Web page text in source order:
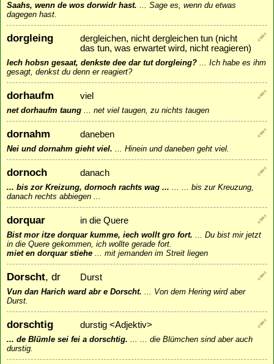
Saahs, wenn de wos dorwidr hast.
Sage es, wenn du etwas
dagegen hast.
dorgleing
dergleichen, nicht dergleichen tun (nicht
das tun, was erwartet wird, nicht reagieren)
Iech hobsn gesaat, denkste dee dar tut dorgleing?
Ich habe es ihm
gesagt, denkst du denn er reagiert?
dorhaufm viel
net dorhaufm taung net viel taugen, zu nichts taugen
dornahm daneben
Nei und dornahm gieht viel. Hinein und daneben geht viel.
dornoch danach
... bis zor Kreizung, dornoch rachts wag ...
... bis zur Kreuzung,
danach rechts abbiegen ...
dorquar in die Quere
Bist mor itze dorquar kumme, iech wollt gro fort.
Du bist mir jetzt
in die Quere gekommen, ich wollte gerade fort.
miet en dorquar stiehe
mit jemanden im Streit liegen
Dorscht, dr Durst
Vun dan Harich ward abr e Dorscht.
Von dem Hering wird aber
Durst.
dorschtig durstig <Adjektiv>
... de Blümle sei fei a dorschtig.
... die Blümchen sind aber auch
durstig.